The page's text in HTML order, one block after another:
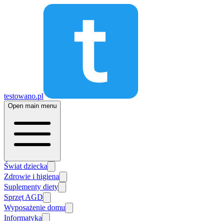
testowano.pl
Open main menu
Świat dziecka
Zdrowie i higiena
Suplementy diety
Sprzęt AGD
Wyposażenie domu
Informatyka